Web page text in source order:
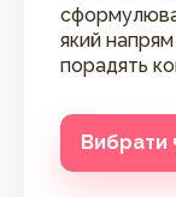
який напрям
порадять
Вибрати